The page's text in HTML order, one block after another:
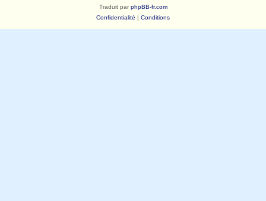
Traduit parphpBB-fr.com
Confidentialité | Conditions